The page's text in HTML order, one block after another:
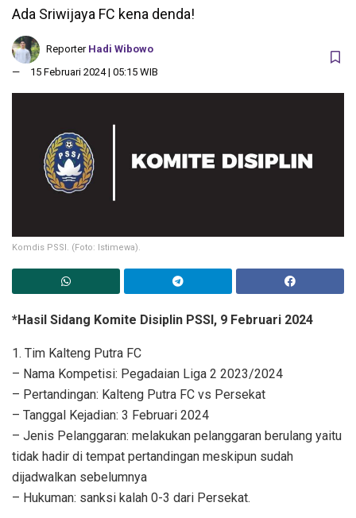
Ada Sriwijaya FC kena denda!
Reporter Hadi Wibowo
15 Februari 2024 | 05:15 WIB
Komdis PSSI. (Foto: Istimewa).
*Hasil Sidang Komite Disiplin PSSI, 9 Februari 2024
1. Tim Kalteng Putra FC
– Nama Kompetisi: Pegadaian Liga 2 2023/2024
– Pertandingan: Kalteng Putra FC vs Persekat
– Tanggal Kejadian: 3 Februari 2024
– Jenis Pelanggaran: melakukan pelanggaran berulang yaitu
tidak hadir di tempat pertandingan meskipun sudah
dijadwalkan sebelumnya
– Hukuman: sanksi kalah 0-3 dari Persekat.